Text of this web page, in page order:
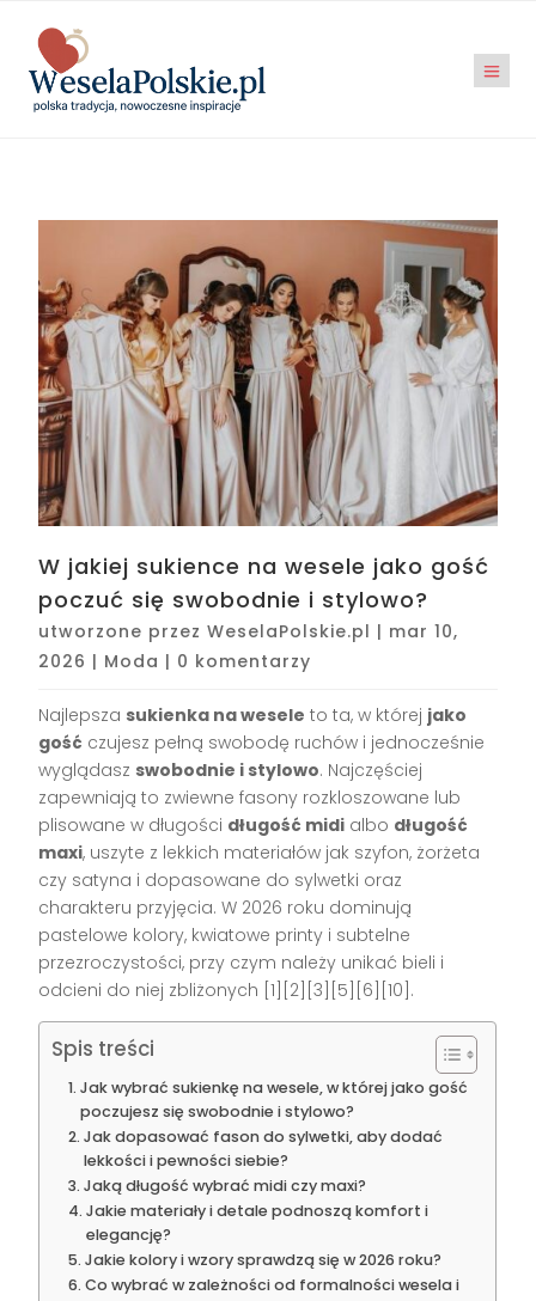
W jakiej sukience na wesele jako gość
poczuć się swobodnie i stylowo?
utworzone przezWeselaPolskie.pl | mar 10,
2026 | Moda | 0 komentarzy
Najlepsza sukienka na wesele to ta, w której jako
gość czujesz pełną swobodę ruchów i jednocześnie
wyglądasz swobodnie i stylowo. Najczęściej
zapewniają to zwiewne fasony rozkloszowane lub
plisowane w długości długość midi albo długość
maxi, uszyte z lekkich materiałów jak szyfon, żorżeta
czy satyna i dopasowane do sylwetki oraz
charakteru przyjęcia. W 2026 roku dominują
pastelowe kolory, kwiatowe printy i subtelne
przezroczystości, przy czym należy unikać bieli i
odcieni do niej zbliżonych [1][2][3][5][6][10].
Spis treści
Jak wybrać sukienkę na wesele, w której jako gość
poczujesz się swobodnie i stylowo?
Jak dopasować fason do sylwetki, aby dodać
lekkości i pewności siebie?
Jaką długość wybrać midi czy maxi?
Jakie materiały i detale podnoszą komfort i
elegancję?
Jakie kolory i wzory sprawdzą się w 2026 roku?
Co wybrać w zależności od formalności wesela i